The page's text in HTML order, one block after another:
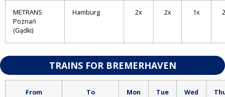
METRANS
Poznań
(Gądki)
Hamburg 2x 2x 1x
TRAINS FOR BREMERHAVEN
From To Mon Tue Wed